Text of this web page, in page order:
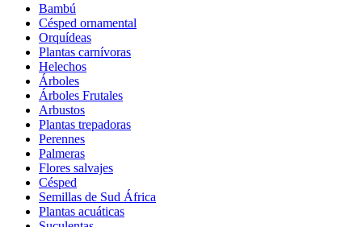
Bambú
Césped ornamental
Orquídeas
Plantas carnívoras
Helechos
Árboles
Árboles Frutales
Arbustos
Plantas trepadoras
Perennes
Palmeras
Flores salvajes
Césped
Semillas de Sud África
Plantas acuáticas